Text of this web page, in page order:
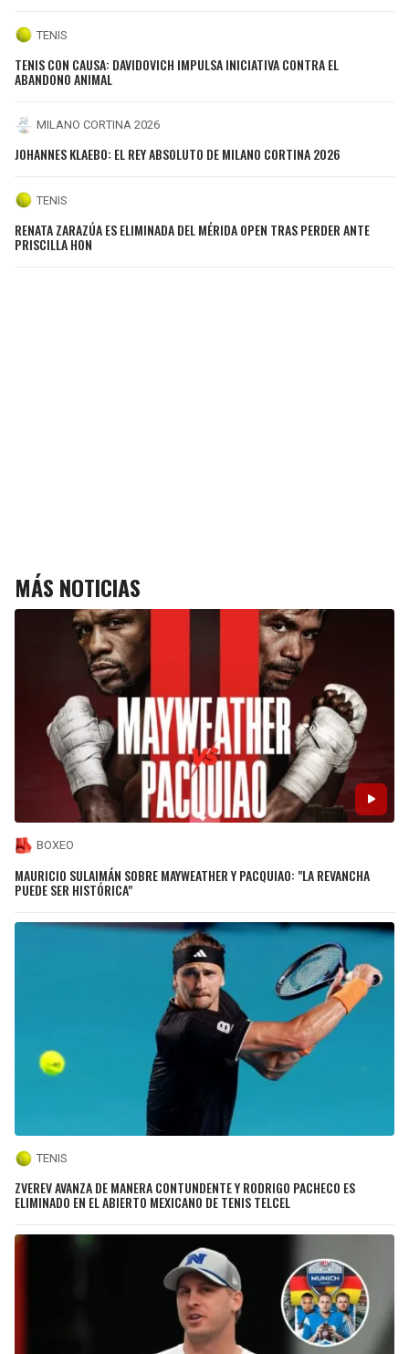
TENIS
TENIS CON CAUSA: DAVIDOVICH IMPULSA INICIATIVA CONTRA EL
ABANDONO ANIMAL
MILANO CORTINA 2026
JOHANNES KLAEBO: EL REY ABSOLUTO DE MILANO CORTINA 2026
TENIS
RENATA ZARAZÚA ES ELIMINADA DEL MÉRIDA OPEN TRAS PERDER ANTE
PRISCILLA HON
MÁS NOTICIAS
BOXEO
MAURICIO SULAIMÁN SOBRE MAYWEATHER Y PACQUIAO: "LA REVANCHA
PUEDE SER HISTÓRICA"
TENIS
ZVEREV AVANZA DE MANERA CONTUNDENTE Y RODRIGO PACHECO ES
ELIMINADO EN EL ABIERTO MEXICANO DE TENIS TELCEL